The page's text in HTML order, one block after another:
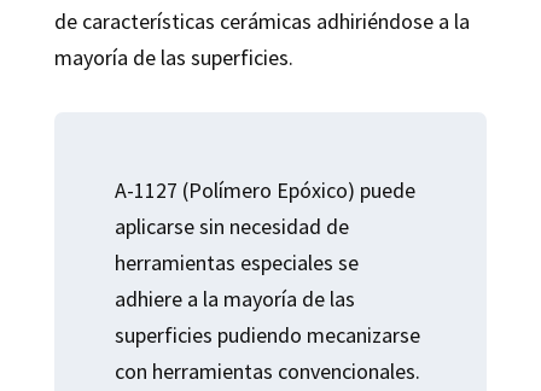
de características cerámicas adhiriéndose a la
mayoría de las superficies.
A-1127 (Polímero Epóxico) puede
aplicarse sin necesidad de
herramientas especiales se
adhiere a la mayoría de las
superficies pudiendo mecanizarse
con herramientas convencionales.